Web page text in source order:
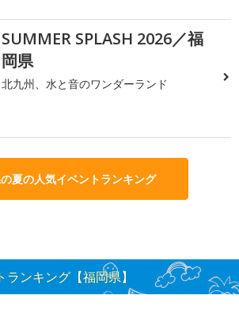
SUMMER SPLASH 2026／福
岡県
北九州、水と音のワンダーランド
夏の人気イベントランキング
ンキング【福岡県】